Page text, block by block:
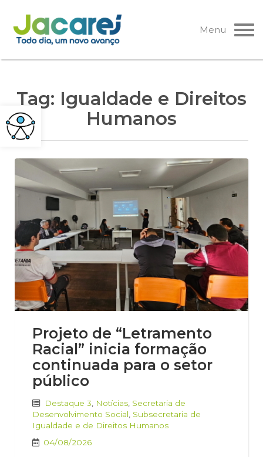
Pular
para
o
Menu
Tag: Igualdade e Direitos
Humanos
Projeto de “Letramento
Racial” inicia formação
continuada para o setor
público
Destaque 3 Notícias Secretaria de
Desenvolvimento Social Subsecretaria de
Igualdade e de Direitos Humanos
04/08/2026